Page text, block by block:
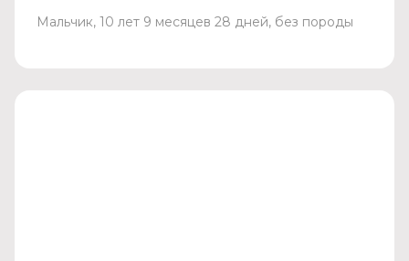
Мальчик, 10 лет 9 месяцев 28 дней, без породы